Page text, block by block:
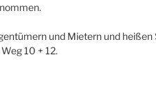
und Mietern und heißen
10 + 12.